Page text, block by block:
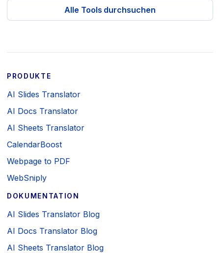
Alle Tools durchsuchen
PRODUKTE
AI Slides Translator
AI Docs Translator
AI Sheets Translator
CalendarBoost
Webpage to PDF
WebSniply
DOKUMENTATION
AI Slides Translator Blog
AI Docs Translator Blog
AI Sheets Translator Blog